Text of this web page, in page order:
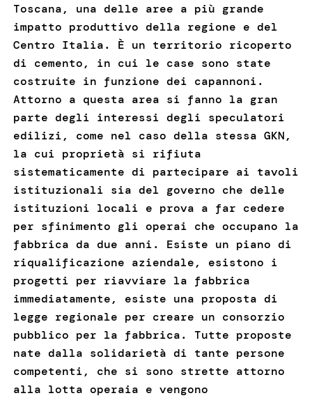
Toscana, una delle aree a più grande
impatto produttivo della regione e del
Centro Italia. È un territorio ricoperto
di cemento, in cui le case sono state
costruite in funzione dei capannoni.
Attorno a questa area si fanno la gran
parte degli interessi degli speculatori
edilizi, come nel caso della stessa GKN,
la cui proprietà si rifiuta
sistematicamente di partecipare ai tavoli
istituzionali sia del governo che delle
istituzioni locali e prova a far cedere
per sfinimento gli operai che occupano la
fabbrica da due anni. Esiste un piano di
riqualificazione aziendale, esistono i
progetti per riavviare la fabbrica
immediatamente, esiste una proposta di
legge regionale per creare un consorzio
pubblico per la fabbrica. Tutte proposte
nate dalla solidarietà di tante persone
competenti, che si sono strette attorno
alla lotta operaia e vengono